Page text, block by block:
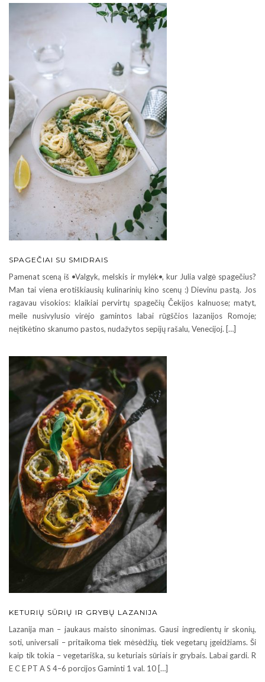
SPAGEČIAI SU SMIDRAIS
Pamenat sceną iš •Valgyk, melskis ir mylėk•, kur Julia valgė spagečius?
Man tai viena erotiškiausių kulinarinių kino scenų :) Dievinu pastą. Jos
ragavau visokios: klaikiai pervirtų spagečių Čekijos kalnuose; matyt,
meile nusivylusio virėjo gamintos labai rūgščios lazanijos Romoje;
neįtikėtino skanumo pastos, nudažytos sepijų rašalu, Venecijoj. […]
KETURIŲ SŪRIŲ IR GRYBŲ LAZANIJA
Lazanija man – jaukaus maisto sinonimas. Gausi ingredientų ir skonių,
soti, universali – pritaikoma tiek mėsėdžių, tiek vegetarų įgeidžiams. Ši
kaip tik tokia – vegetariška, su keturiais sūriais ir grybais. Labai gardi. R
E C E PT A S 4–6 porcijos Gaminti 1 val. 10 […]